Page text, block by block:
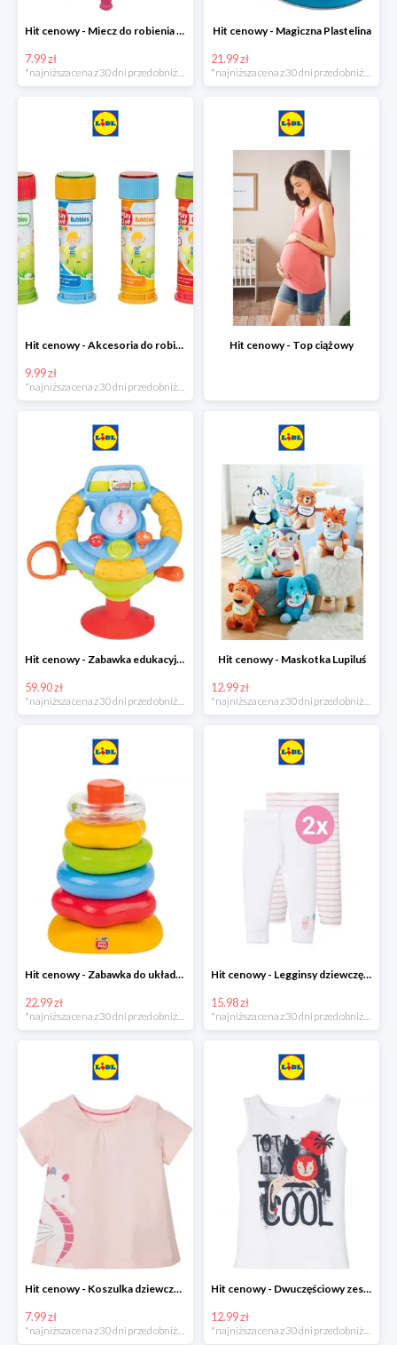
Hit cenowy - Miecz do robienia baniek mydlanych
7.99 zł
Hit cenowy - Magiczna Plastelina
21.99 zł
Hit cenowy - Akcesoria do robienia baniek
9.99 zł
Hit cenowy - Top ciążowy
Hit cenowy - Zabawka edukacyjna
59.90 zł
*najniższa cena z 30 dni przed obniżką
Hit cenowy - Maskotka Lupiluś
12.99 zł
*najniższa cena z 30 dni przed obniżką
Hit cenowy - Zabawka do układania, 1 zestaw
22.99 zł
Hit cenowy - Legginsy dziewczęce, 2 pary
15.98 zł
Hit cenowy - Koszulka dziewczęca
7.99 zł
*najniższa cena z 30 dni przed obniżką
Hit cenowy - Dwuczęściowy zestaw chłopięcy
12.99 zł
*najniższa cena z 30 dni przed obniżką